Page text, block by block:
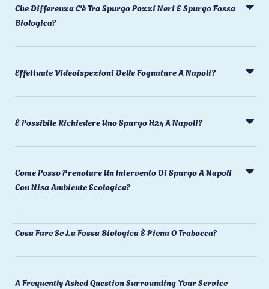
Che Differenza C'è Tra Spurgo Pozzi Neri E Spurgo Fossa
Biologica?
Effettuate Videoispezioni Delle Fognature A Napoli?
È Possibile Richiedere Uno Spurgo H24 A Napoli?
Come Posso Prenotare Un Intervento Di Spurgo A Napoli
Con Nisa Ambiente Ecologica?
Cosa Fare Se La Fossa Biologica È Piena O Trabocca?
A Frequently Asked Question Surrounding Your Service